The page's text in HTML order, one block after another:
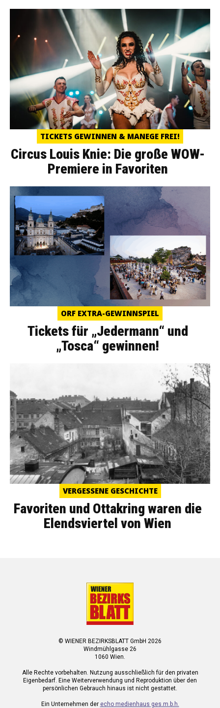
TICKETS GEWINNEN & MANEGE FREI!
Circus Louis Knie: Die große WOW-
Premiere in Favoriten
ORF EXTRA-GEWINNSPIEL
Tickets für „Jedermann“ und
„Tosca“ gewinnen!
VERGESSENE GESCHICHTE
Favoriten und Ottakring waren die
Elendsviertel von Wien
© WIENER BEZIRKSBLATT GmbH 2026
Windmühlgasse 26
1060 Wien.
Alle Rechte vorbehalten. Nutzung ausschließlich für den privaten
Eigenbedarf. Eine Weiterverwendung und Reproduktion über den
persönlichen Gebrauch hinaus ist nicht gestattet.
Ein Unternehmen der echo medienhaus ges.m.b.h.